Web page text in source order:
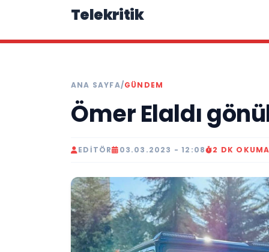
Telekritik
ANA SAYFA/GÜNDEM
Ömer Elaldı
EDITÖR 03.03.2023 - 12:08 2 DK OKUMA